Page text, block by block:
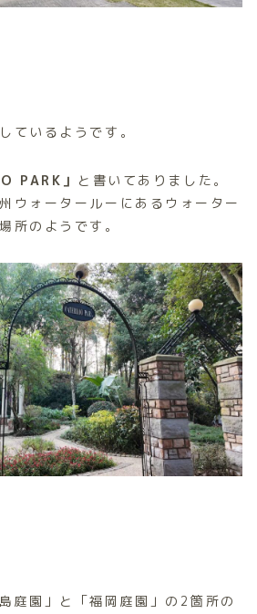
ているようです。
PARK」 と書いてありました。
ウォータールーにあるウォーター
所のようです。
庭園」と「福岡庭園」の2箇所の